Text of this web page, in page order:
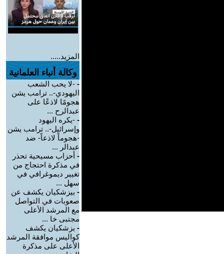
المزيد.....
وكالة أنباء العلمانية
- -لا يحب الشعب
اليهودي-.. ترامب يشن
هجومًا لاذعًا على
عبدالرح ...
- -يكره اليهود
وإسرائيل-.. ترامب يشن
-هجوماً لاذعاً- ضد
عبدالر ...
- أحزاب مسيحية تحذر
في مذكرة احتجاج من
تغيير ديموغرافي في
سهل ...
- بيزشكيان يكشف عن
صعوبات في التواصل
مع المرشد الأعلى
مجتبى خا ...
- بزشكيان يكشف
كواليس موافقة المرشد
الأعلى على مذكرة